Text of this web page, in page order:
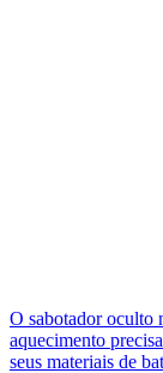
O sabotador oculto
aquecimento
seus materiais de